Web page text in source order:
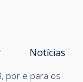
por e para os
Notícias